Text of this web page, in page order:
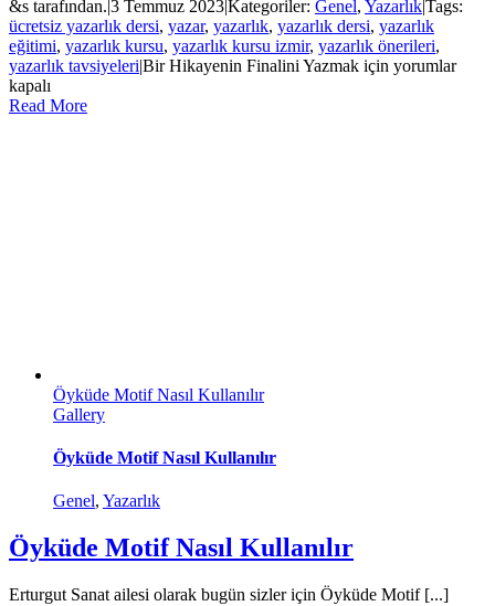
&s tarafından. 3 Temmuz 2023Kategoriler: Genel, YazarlıkTags:
ücretsiz yazarlık dersi, yazar, yazarlık, yazarlık dersi, yazarlık
eğitimi, yazarlık kursu, yazarlık kursu izmir, yazarlık önerileri,
yazarlık tavsiyeleri|Bir Hikayenin Finalini Yazmak için yorumlar
kapalı
Read More
Öyküde Motif Nasıl Kullanılır
Gallery
Öyküde Motif Nasıl Kullanılır
Genel, Yazarlık
Öyküde Motif Nasıl Kullanılır
Erturgut Sanat ailesi olarak bugün sizler için Öyküde Motif [...]